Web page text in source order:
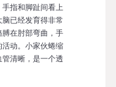
指和脚趾间看上
已经发育得非常
在肘部弯曲，手
动。小家伙蜷缩
清晰，是一个透